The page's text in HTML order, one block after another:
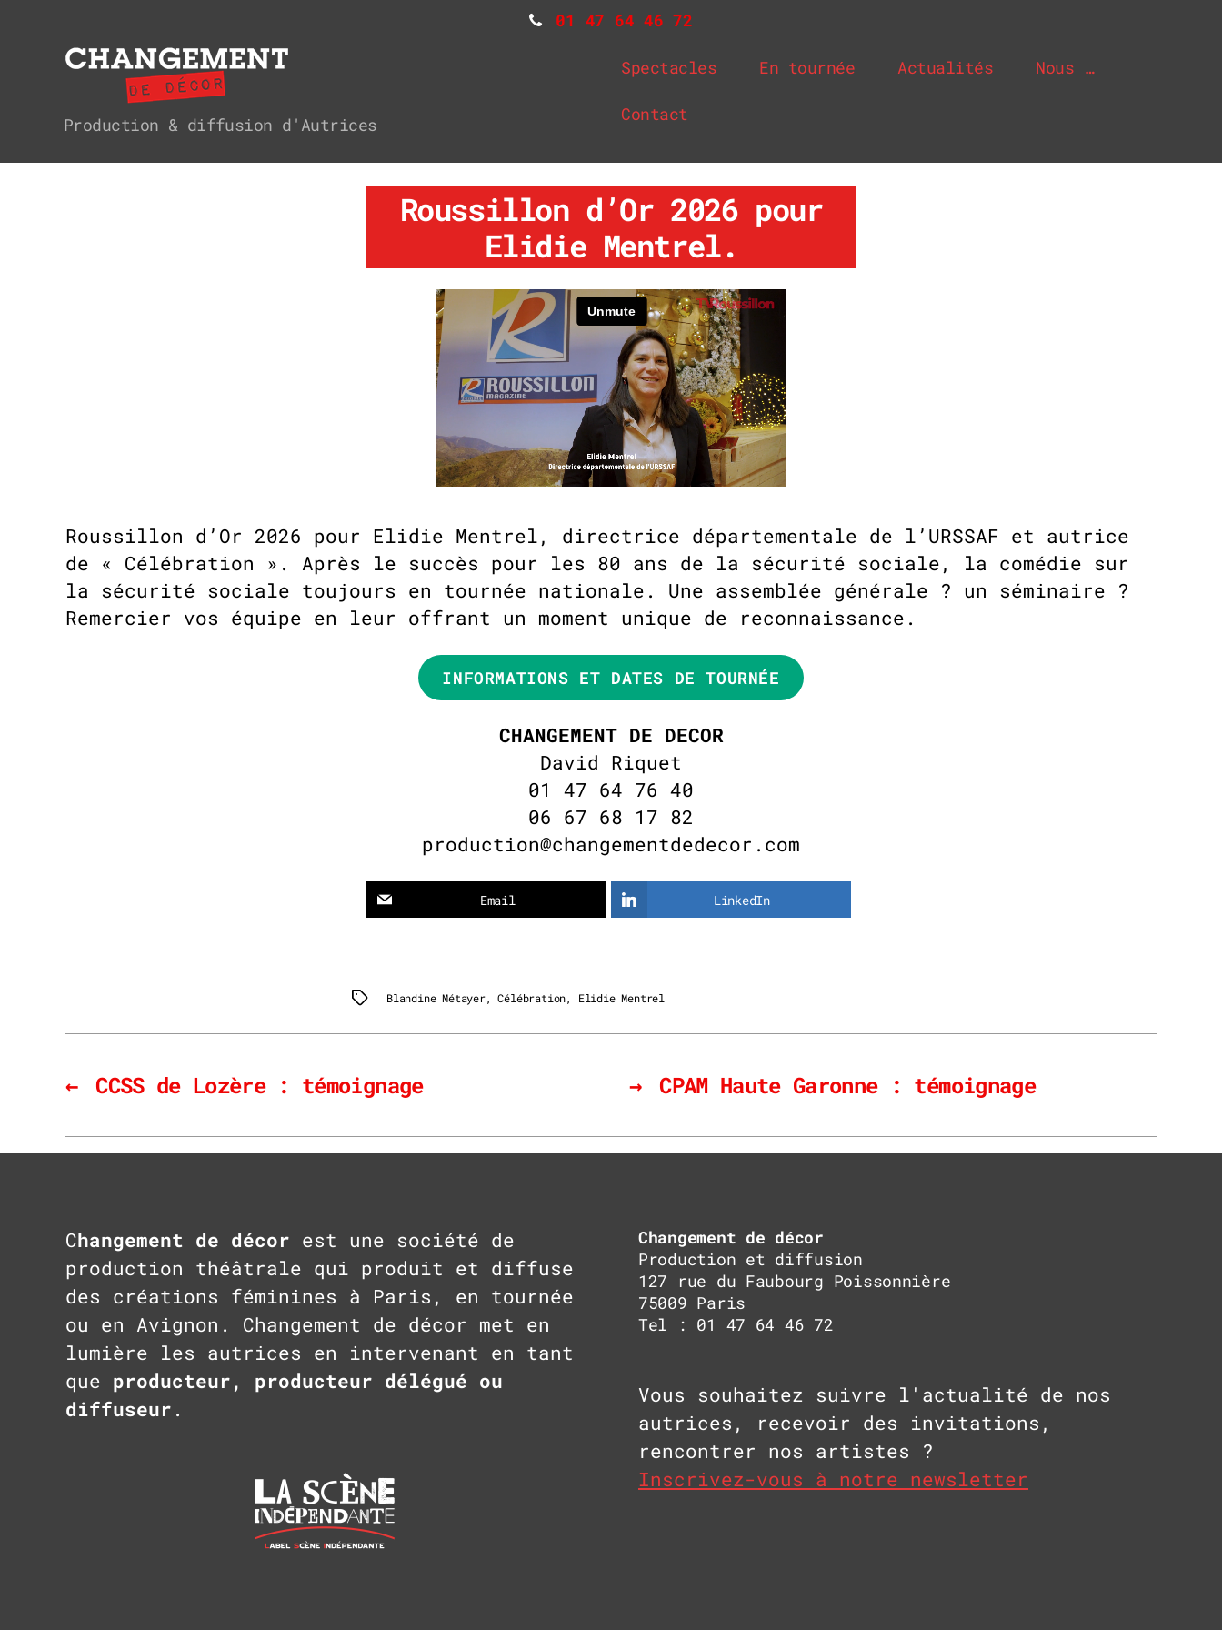
01 47 64 46 72
Changement
de
Production & diffusion d'Autrices
Spectacles En tournée Actualités Nous …
Contact
Roussillon d’Or 2026 pour
Elidie Mentrel.
Roussillon d’Or 2026 pour Elidie Mentrel, directrice départementale de l’URSSAF et autrice
de « Célébration ». Après le succès pour les 80 ans de la sécurité sociale, la comédie sur
la sécurité sociale toujours en tournée nationale. Une assemblée générale ? un séminaire ?
Remercier vos équipe en leur offrant un moment unique de reconnaissance.
INFORMATIONS ET DATES DE TOURNÉE
CHANGEMENT DE DECOR
David Riquet
01 47 64 76 40
06 67 68 17 82
production@changementdedecor.com
Email LinkedIn
Tags Blandine Métayer,Célébration, Elidie Mentrel
← CCSS de Lozère : témoignage → CPAM Haute Garonne : témoignage
Changement de décor est une société de
production théâtrale qui produit et diffuse
des créations féminines à Paris, en tournée
ou en Avignon. Changement de décor met en
lumière les autrices en intervenant en tant
que producteur, producteur délégué ou
diffuseur .
Changement de décor
Production et diffusion
127 rue du Faubourg Poissonnière
75009 Paris
Tel : 01 47 64 46 72
Vous souhaitez suivre l'actualité de nos
autrices, recevoir des invitations,
rencontrer nos artistes ?
Inscrivez-vous à notre newsletter